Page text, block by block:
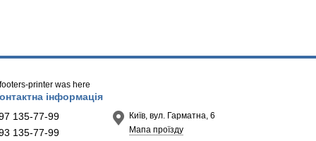
printer was here
інформація
135-77-99
135-77-99
Київ, вул. Гарматна, 6
Мапа проїзду